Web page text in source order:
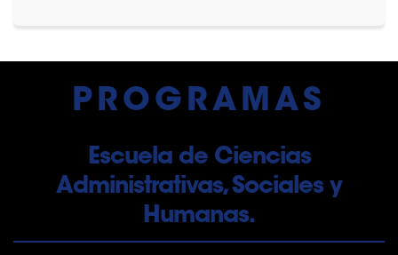
PROGRAMAS
Escuela de Ciencias
Administrativas, Sociales y
Humanas.